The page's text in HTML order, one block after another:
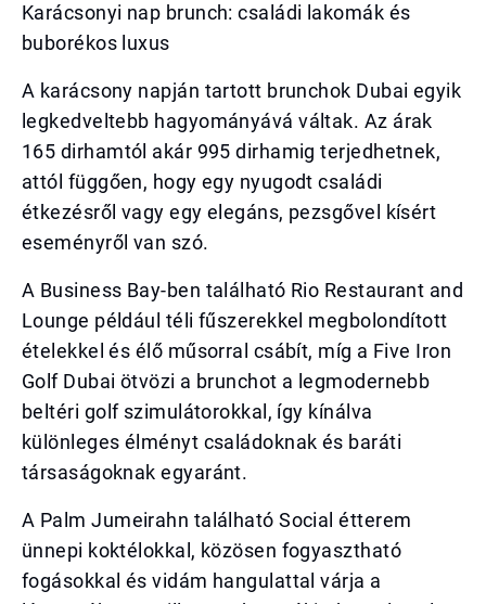
Karácsonyi nap brunch: családi lakomák és
buborékos luxus
A karácsony napján tartott brunchok Dubai egyik
legkedveltebb hagyományává váltak. Az árak
165 dirhamtól akár 995 dirhamig terjedhetnek,
attól függően, hogy egy nyugodt családi
étkezésről vagy egy elegáns, pezsgővel kísért
eseményről van szó.
A Business Bay-ben található Rio Restaurant and
Lounge például téli fűszerekkel megbolondított
ételekkel és élő műsorral csábít, míg a Five Iron
Golf Dubai ötvözi a brunchot a legmodernebb
beltéri golf szimulátorokkal, így kínálva
különleges élményt családoknak és baráti
társaságoknak egyaránt.
A Palm Jumeirahn található Social étterem
ünnepi koktélokkal, közösen fogyasztható
fogásokkal és vidám hangulattal várja a